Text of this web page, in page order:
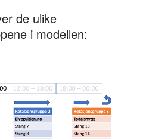
de ulike
i modellen: